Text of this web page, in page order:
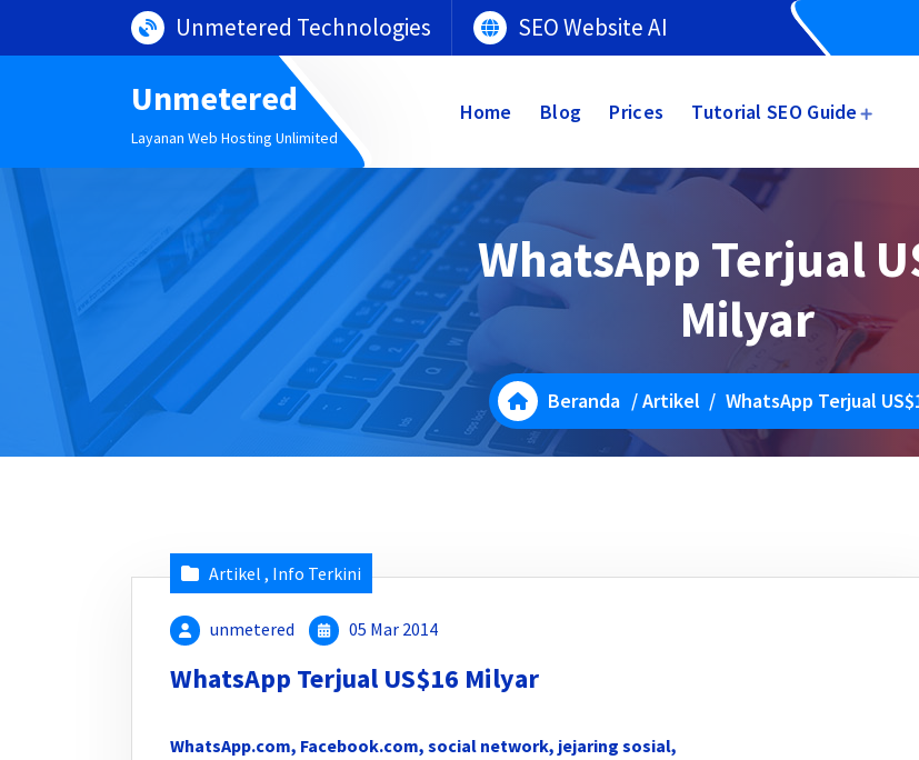
Unmetered Technologies SEO Website AI
Unmetered
Layanan Web Hosting Unlimited
Home Blog Prices Tutorial SEO Guide
WhatsApp Terjual
Milyar
Beranda /Artikel / WhatsApp Terjual
Artikel , Info Terkini
unmetered 05 Mar 2014
WhatsApp Terjual US$16 Milyar
WhatsApp.com, Facebook.com, social network, jejaring sosial,